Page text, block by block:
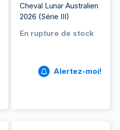
Cheval Lunar Australien
2026 (Série III)
En rupture de stock
Alertez-moi!